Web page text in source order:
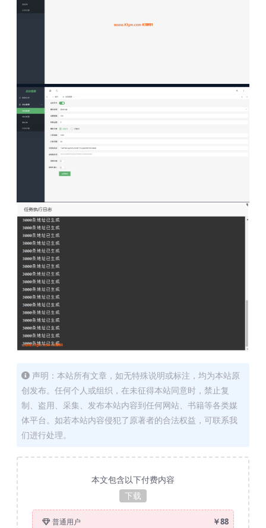
声明：本站所有文章，如无特殊说明或标注，均为本站原
创发布。任何个人或组织，在未征得本站同意时，禁止复
制、盗用、采集、发布本站内容到任何网站、书籍等各类媒
体平台。如若本站内容侵犯了原著者的合法权益，可联系我
们进行处理。
本文包含以下付费内容
下载
普通用户 ￥88